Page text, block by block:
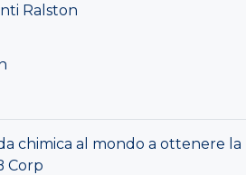
Ralston
chimica al mondo a ottenere la
Corp